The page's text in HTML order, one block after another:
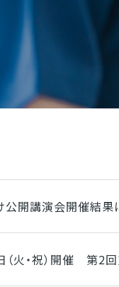
開講演会開催結果
火・祝）開催 第2